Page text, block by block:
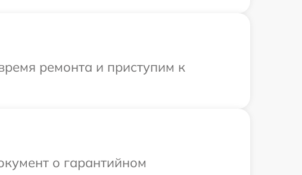
ремонта и приступим к
о гарантийном